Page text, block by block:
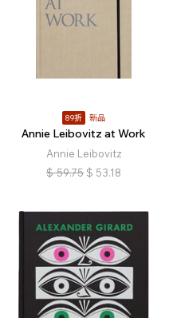
89折 新品
Annie Leibovitz at Work
Annie Leibovitz
$ 59.75 $ 53.18